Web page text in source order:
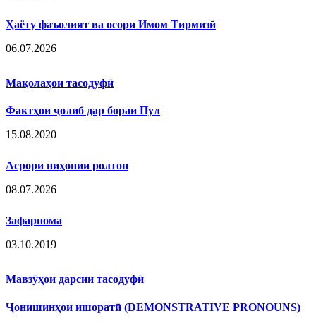
Ҳаёту фаъолият ва осори Имом Тирмизӣ
06.07.2026
Мақолаҳои тасодуфӣ
Фактҳои ҷолиб дар бораи Пул
15.08.2020
Асрори ниҳонии ролтон
08.07.2026
Зафарнома
03.10.2019
Мавзӯҳои дарсии тасодуфӣ
Ҷонишинҳои ишоратӣ (DEMONSTRATIVE PRONOUNS)